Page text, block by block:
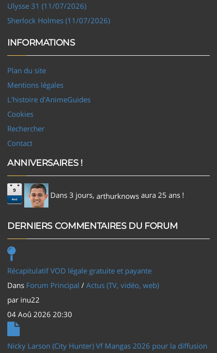
Ulysse 31 (11/07/2026)
Sherlock Holmes (11/07/2026)
INFORMATIONS
Plan du site
Mentions légales
L'histoire d'AnimeGuides
Cookies
Rechercher
Contact
ANNIVERSAIRES !
9
Aoû Dans 3 jours, arthurknows aura 25 ans !
DERNIERS COMMENTAIRES DU FORUM
Récapitulatif VOD légale gratuite et payante
Dans Forum Principal / Actus (TV, vidéo, web)
par inu22
04 Aoû 2026 20:30
Nicky Larson (City Hunter) Vf Mangas 2026 pour la diffusion